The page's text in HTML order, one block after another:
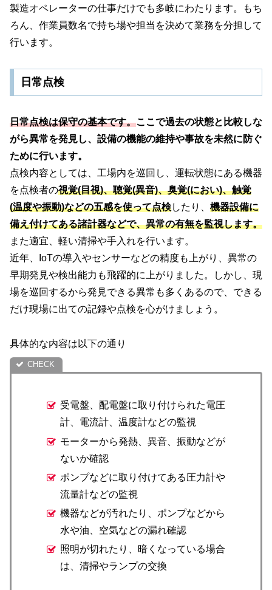
製造オペレーターの仕事だけでも多岐にわたります。もち
ろん、作業員数名で持ち場や担当を決めて業務を分担して
行います。
日常点検
日常点検は保守の基本です。ここで過去の状態と比較しな
がら異常を発見し、設備の機能の維持や事故を未然に防ぐ
ために行います。
点検内容としては、工場内を巡回し、運転状態にある機器
を点検者の視覚(目視)、聴覚(異音)、臭覚(におい)、触覚
(温度や振動)などの五感を使って点検したり、 機器設備に
備え付けてある諸計器などで、異常の有無を監視します。
また適宜、軽い清掃や手入れを行います。
近年、IoTの導入やセンサーなどの精度も上がり、異常の
早期発見や検出能力も飛躍的に上がりました。しかし、現
場を巡回するから発見できる異常も多くあるので、できる
だけ現場に出ての記録や点検を心がけましょう。
具体的な内容は以下の通り
受電盤、配電盤に取り付けられた電圧
計、電流計、温度計などの監視
モーターから発熱、異音、振動などが
ないか確認
ポンプなどに取り付けてある圧力計や
流量計などの監視
機器などが汚れたり、ポンプなどから
水や油、空気などの漏れ確認
照明が切れたり、暗くなっている場合
は、清掃やランプの交換